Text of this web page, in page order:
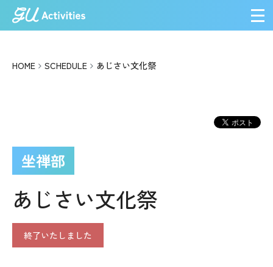
メ
HOME SCHEDULE あじさい文化祭
坐禅部
あじさい文化祭
終了いたしました